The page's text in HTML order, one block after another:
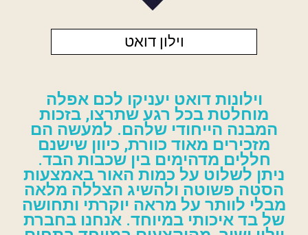
וילון דואט
וילונות דואט יעניקו לכם אפלה
מוחלטת בכל רגע שתרצו, בזכות
המבנה הייחודי שלהם. למעשה הם
מזכירים מאוד כוורת, כיוון שישנם
חללים מדהימים בין שכבות הבד.
ניתן לשלוט על כמות האור באמצעות
הסטה פשוטה ולהשיג הצללה מלאה
מבלי לוותר על מראה יוקרתי ותחושה
של בד איכותי במיוחד. אנחנו בחברת